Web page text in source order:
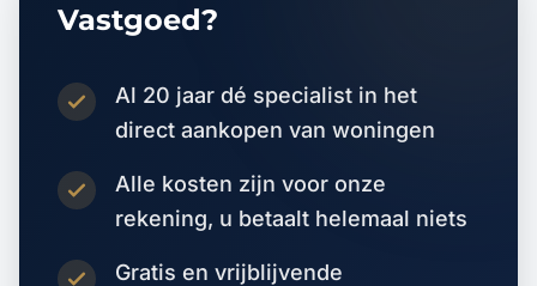
Vastgoed?
Al 20 jaar dé specialist in het
direct aankopen van woningen
Alle kosten zijn voor onze
rekening, u betaalt helemaal niets
Gratis en vrijblijvende